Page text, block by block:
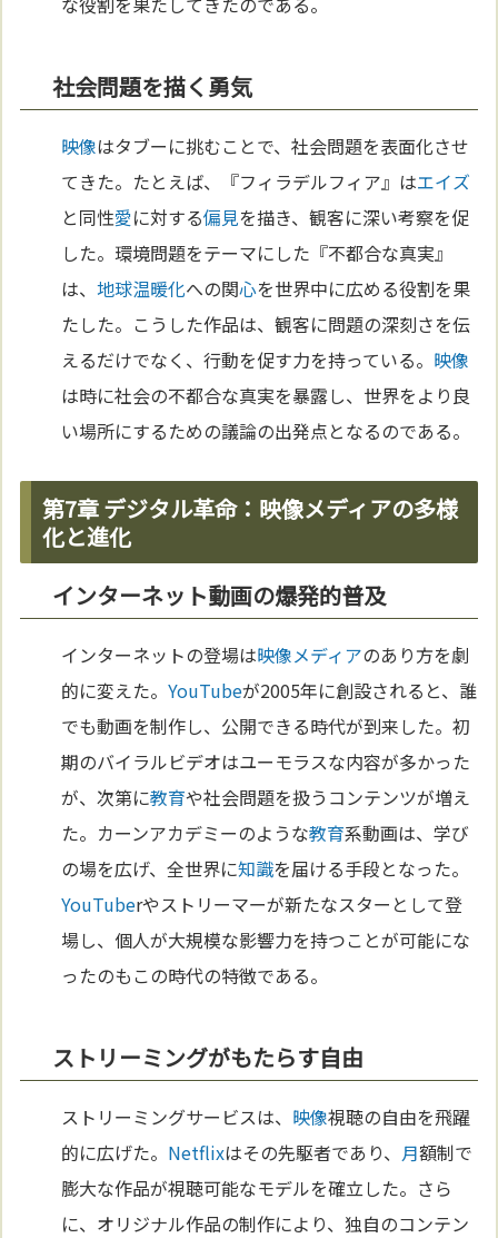
社会問題を描く勇気
映像はタブーに挑むことで、社会問題を表面化させ
てきた。たとえば、『フィラデルフィア』はエイズ
と同性愛に対する偏見を描き、観客に深い考察を促
した。環境問題をテーマにした『不都合な真実』
は、地球温暖化への関心を世界中に広める役割を果
たした。こうした作品は、観客に問題の深刻さを伝
えるだけでなく、行動を促す力を持っている。 映像
は時に社会の不都合な真実を暴露し、世界をより良
い場所にするための議論の出発点となるのである。
第7章 デジタル革命：映像メディアの多様
化と進化
インターネット動画の爆発的普及
インターネットの登場は映像メディアのあり方を劇
的に変えた。YouTubeが2005年に創設されると、誰
でも動画を制作し、公開できる時代が到来した。初
期のバイラルビデオはユーモラスな内容が多かった
が、次第に教育や社会問題を扱うコンテンツが増え
た。カーンアカデミーのような教育系動画は、学び
の場を広げ、全世界に知識を届ける手段となった。
YouTuberやストリーマーが新たなスターとして登
場し、個人が大規模な影響力を持つことが可能にな
ったのもこの時代の特徴である。
ストリーミングがもたらす自由
ストリーミングサービスは、 映像視聴の自由を飛躍
的に広げた。 Netflixはその先駆者であり、 月額制で
膨大な作品が視聴可能なモデルを確立した。さら
に、オリジナル作品の制作により、独自のコンテン